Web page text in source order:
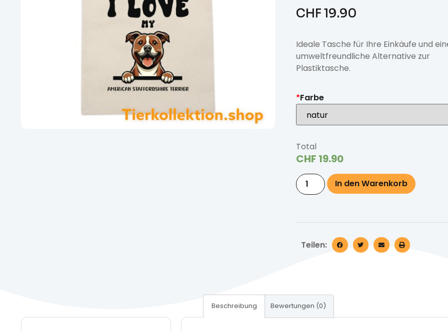
CHF 19.90
Ideale Tasche für Ihre Einkäufe und
umweltfreundliche Alternative zur
Plastiktasche.
*Farbe
Total
CHF 19.90
In den Warenkorb
Teilen:
Beschreibung Bewertungen (0)